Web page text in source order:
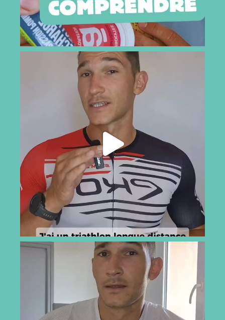
kcal/kg/heureCette approximation est celle qui est
utilisée dans la majorité des calculs pratiques.Chaque
activité possède sa propre valeur en METPlus une
activité est intense, plus son nombre de MET est
élevé.À titre d'exemple :Dormir : environ 0,9
METMarche tranquille : 2 à 3 METMarche rapide : 4 à
5 METVélo à allure modérée : 6 à 8 METCourse à pied
à 10 km/h : environ 10 METNatation soutenue : 8 à 10
METCrossFit ou entraînement très intense : entre 8 et
12 MET selon la séanceCes valeurs proviennent
d'études ayant mesuré la …